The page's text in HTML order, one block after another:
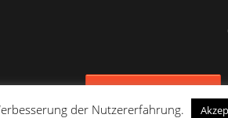
Vertrag widerrufen
der Nutzererfahrung.